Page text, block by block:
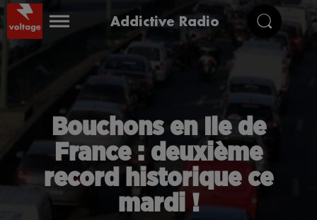
Addictive Radio
Bouchons en Ile de
France : deuxième
record historique ce
mardi !